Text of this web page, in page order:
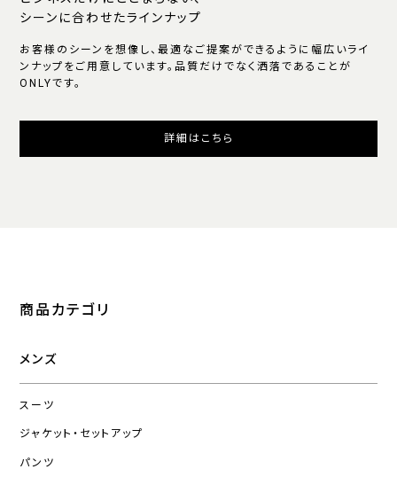
シーンに合わせたラインナップ
お客様のシーンを想像し、最適なご提案ができるように幅広いライ
ンナップをご用意しています。品質だけでなく洒落であることが
ONLYです。
詳細はこちら
商品カテゴリ
メンズ
スーツ
ジャケット・セットアップ
パンツ